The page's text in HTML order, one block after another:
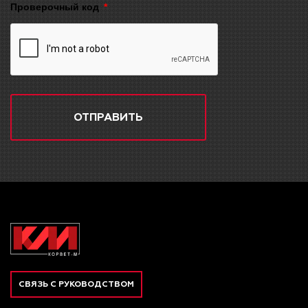
Проверочный код
ОТПРАВИТЬ
СВЯЗЬ С РУКОВОДСТВОМ